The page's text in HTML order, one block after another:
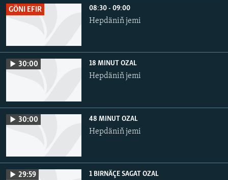
GÖNI EFIR 08:30 - 09:00
Hepdäniň jemi
30:00 18 MINUT OZAL
Hepdäniň jemi
30:00 48 MINUT OZAL
Hepdäniň jemi
29:59 1 BIRNÄÇE SAGAT OZAL